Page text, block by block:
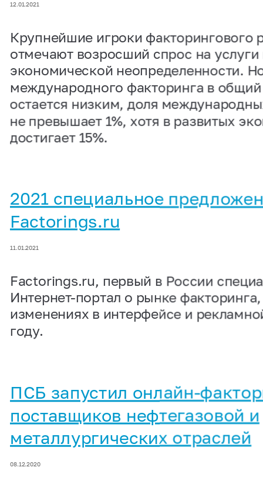
12.01.2021
Крупнейшие игроки факторингового
отмечают возросший спрос на услуги
экономической неопределенности.
международного факторинга в
остается низким, доля
не превышает 1%, хотя в развитых
достигает 15%.
2021 специальное
Factorings.ru
11.01.2021
Factorings.ru, первый в России
Интернет-портал о рынке
изменениях в интерфейсе и
году.
ПСБ запустил онлайн-
поставщиков нефтегазовой и
металлургических отраслей
08.12.2020